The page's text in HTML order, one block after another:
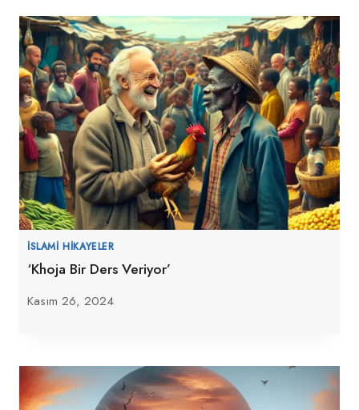
İSLAMI HIKAYELER
‘Khoja Bir Ders Veriyor’
Kasım 26, 2024